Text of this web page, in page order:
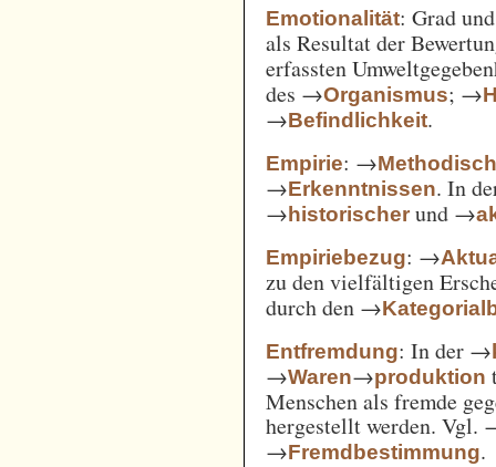
Emotionalität: Grad
als Resultat der
erfassten
des →Organismus; →
→Befindlichkeit.
Empirie: →
→Erkenntnissen. In
→historischer und →
Empiriebezug: →
zu den vielfältigen
durch den →
Entfremdung: In der →
→Waren→produktion
Menschen als fremde
hergestellt werden. Vgl.
→Fremdbestimmung.